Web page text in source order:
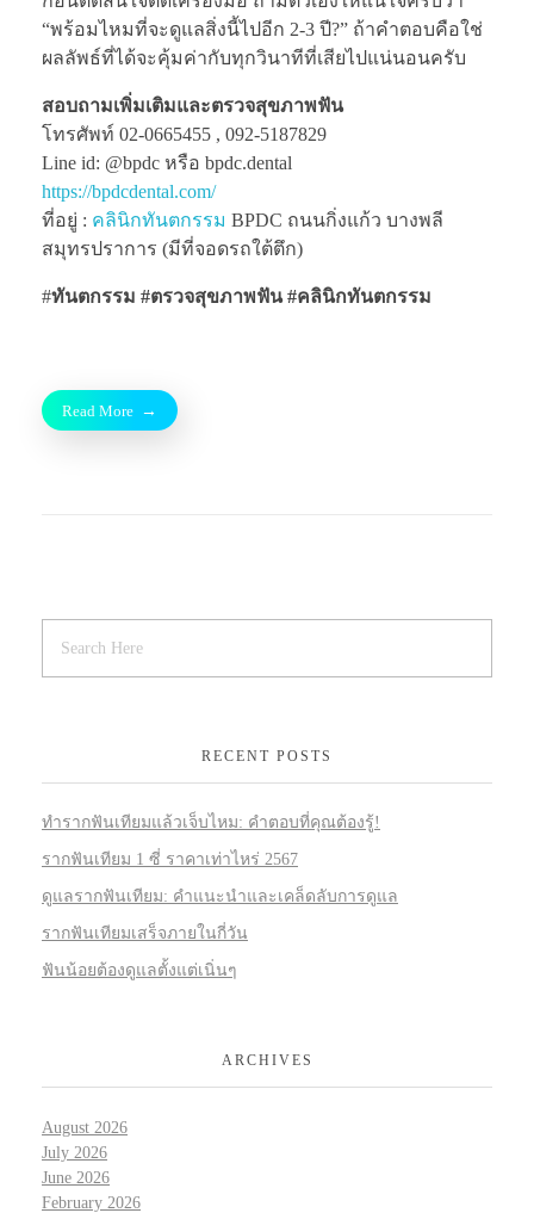
“พร้อมไหมที่จะดูแลสิ่งนี้ไปอีก 2-3 ปี?” ถ้าคำตอบคือใช่
ผลลัพธ์ที่ได้จะคุ้มค่ากับทุกวินาทีที่เสียไปแน่นอนครับ
สอบถามเพิ่มเติมและตรวจสุขภาพฟัน
โทรศัพท์ 02-0665455 , 092-5187829
Line id: @bpdc หรือ bpdc.dental
https://bpdcdental.com/
ที่อยู่ : คลินิกทันตกรรม BPDC ถนนกิ่งแก้ว บางพลี
สมุทรปราการ (มีที่จอดรถใต้ตึก)
#ทันตกรรม #ตรวจสุขภาพฟัน #คลินิกทันตกรรม
Read More
RECENT POSTS
ทำรากฟันเทียมแล้วเจ็บไหม: คำตอบที่คุณต้องรู้!
รากฟันเทียม 1 ซี่ ราคาเท่าไหร่ 2567
ดูแลรากฟันเทียม: คำแนะนำและเคล็ดลับการดูแล
รากฟันเทียมเสร็จภายในกี่วัน
ฟันน้อยต้องดูแลตั้งแต่เนิ่นๆ
ARCHIVES
August 2026
July 2026
June 2026
February 2026